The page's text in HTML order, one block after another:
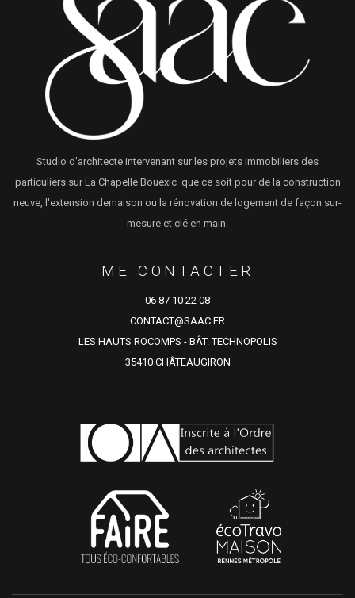
Studio d'architecte intervenant sur les projets immobiliers des
particuliers sur La Chapelle Bouexic que ce soit pour de la construction
neuve, l'extension demaison ou la rénovation de logement de façon sur-
mesure et clé en main.
ME CONTACTER
06 87 10 22 08
CONTACT@SAAC.FR
LES HAUTS ROCOMPS - BÂT. TECHNOPOLIS
35410 CHÂTEAUGIRON